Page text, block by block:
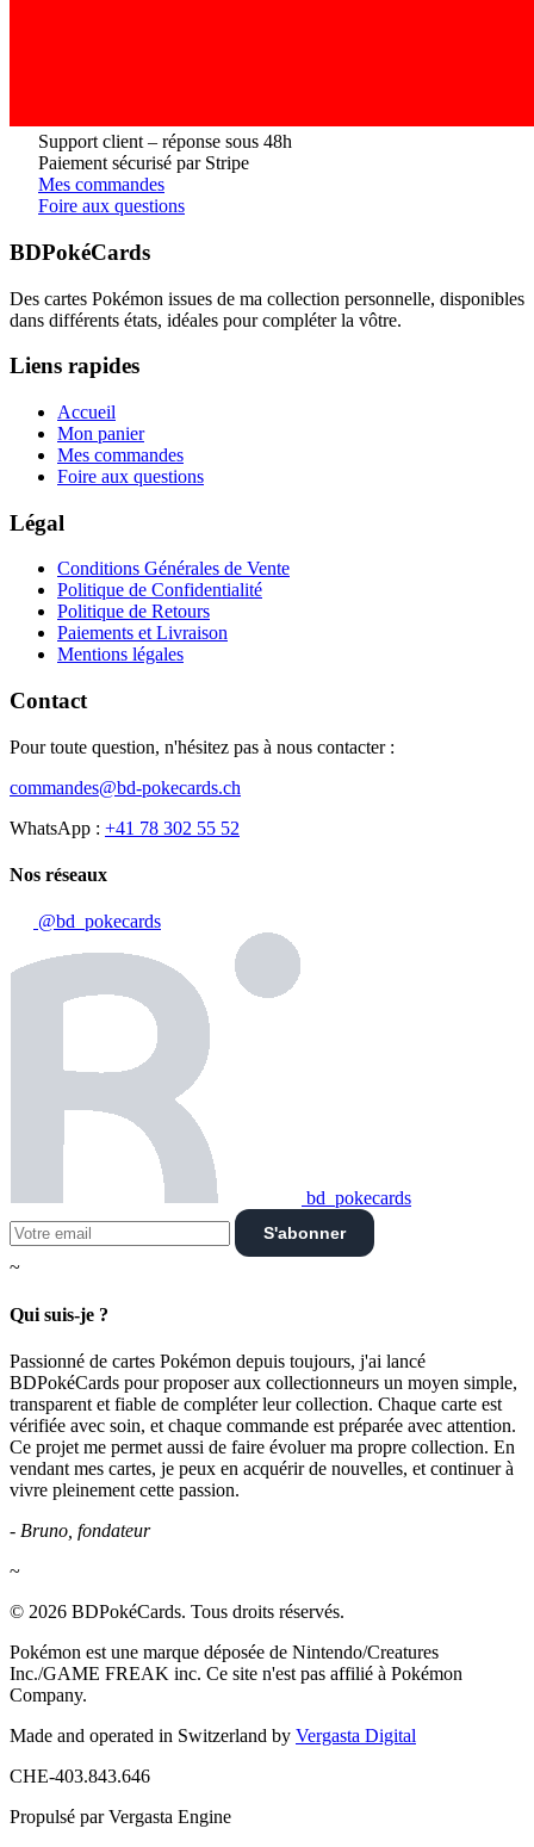
Support client – réponse sous 48h
Paiement sécurisé par Stripe
Mes commandes
Foire aux questions
BDPokéCards
Des cartes Pokémon issues de ma collection personnelle, disponibles
dans différents états, idéales pour compléter la vôtre.
Liens rapides
Accueil
Mon panier
Mes commandes
Foire aux questions
Légal
Conditions Générales de Vente
Politique de Confidentialité
Politique de Retours
Paiements et Livraison
Mentions légales
Contact
Pour toute question, n'hésitez pas à nous contacter :
commandes@bd-pokecards.ch
WhatsApp : +41 78 302 55 52
Nos réseaux
@bd_pokecards
bd_pokecards
S'abonner
~
Qui suis-je ?
Passionné de cartes Pokémon depuis toujours, j'ai lancé
BDPokéCards pour proposer aux collectionneurs un moyen simple,
transparent et fiable de compléter leur collection. Chaque carte est
vérifiée avec soin, et chaque commande est préparée avec attention.
Ce projet me permet aussi de faire évoluer ma propre collection. En
vendant mes cartes, je peux en acquérir de nouvelles, et continuer à
vivre pleinement cette passion.
- Bruno, fondateur
~
© 2026 BDPokéCards. Tous droits réservés.
Pokémon est une marque déposée de Nintendo/Creatures
Inc./GAME FREAK inc. Ce site n'est pas affilié à Pokémon
Company.
Made and operated in Switzerland by Vergasta Digital
CHE-403.843.646
Propulsé par Vergasta Engine